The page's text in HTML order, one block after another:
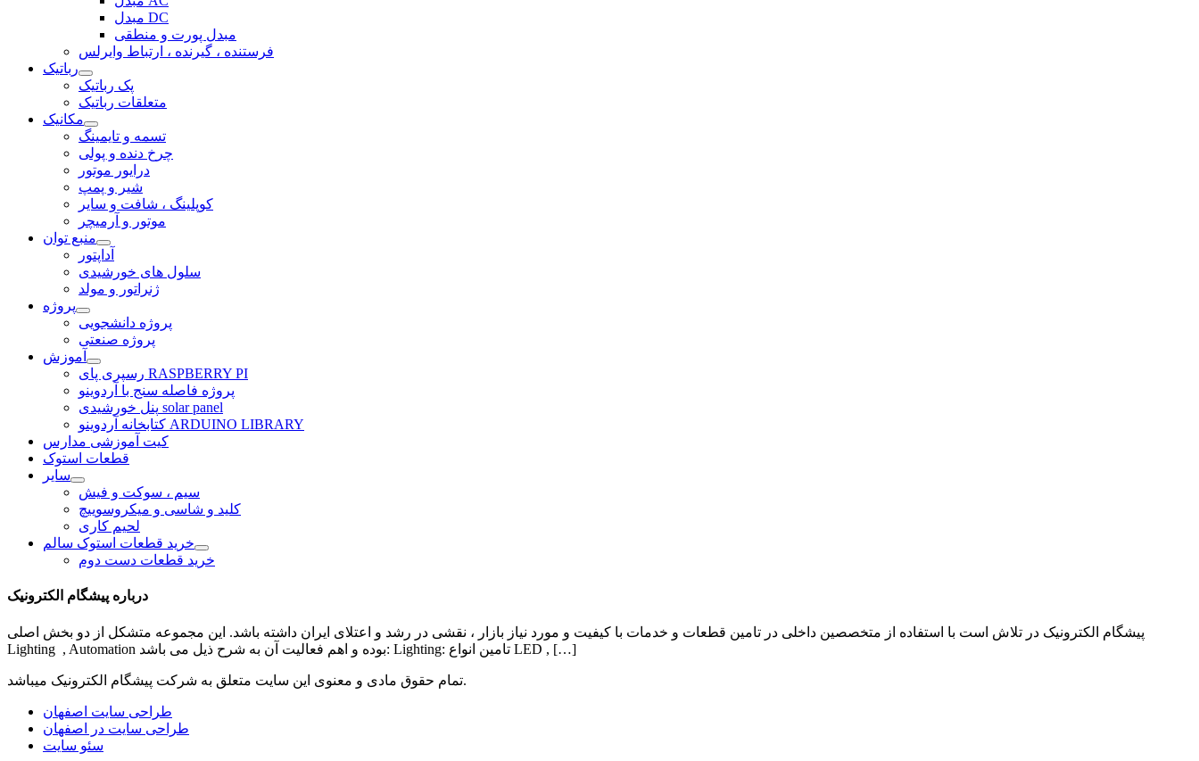
مبدل DC
مبدل پورت و منطقی
فرستنده ، گیرنده ، ارتباط وایرلس
رباتیک
پک رباتیک
متعلقات رباتیک
مکانیک
تسمه و تایمینگ
چرخ دنده و پولی
درایور موتور
شیر و پمپ
کوپلینگ ، شافت و سایر
موتور و آرمیچر
منبع توان
آداپتور
سلول های خورشیدی
ژنراتور و مولد
پروژه
پروژه دانشجویی
پروژه صنعتی
آموزش
رسپری پای RASPBERRY PI
پروژه فاصله سنج با آردوینو
پنل خورشیدی solar panel
کتابخانه آردوینو ARDUINO LIBRARY
کیت آموزشی مدارس
قطعات استوک
سایر
سیم ، سوکت و فیش
کلید و شاسی و میکروسوییچ
لحیم کاری
خرید قطعات استوک سالم
خرید قطعات دست دوم
درباره پیشگام الکترونیک
پیشگام الکترونیک در تلاش است با استفاده از متخصصین داخلی در تامین قطعات و خدمات با کیفیت و مورد نیاز بازار ، نقشی در رشد و اعتلای ایران داشته باشد. این مجموعه متشکل از دو بخش اصلی
Lighting , Automation بوده و اهم فعالیت آن به شرح ذیل می باشد: Lighting: تامین انواع LED , […]
تمام حقوق مادی و معنوی این سایت متعلق به شرکت پیشگام الکترونیک میباشد.
طراحی سایت اصفهان
طراحی سایت در اصفهان
سئو سایت